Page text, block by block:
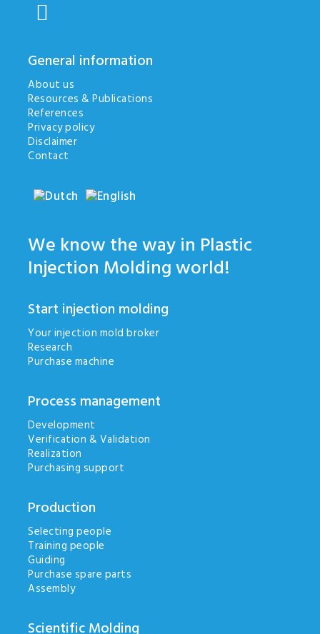
General information
About us
Resources & Publications
References
Privacy policy
Disclaimer
Contact
We know the way in Plastic
Injection Molding world!
Start injection molding
Your injection mold broker
Research
Purchase machine
Process management
Development
Verification & Validation
Realization
Purchasing support
Production
Selecting people
Training people
Guiding
Purchase spare parts
Assembly
Scientific Molding